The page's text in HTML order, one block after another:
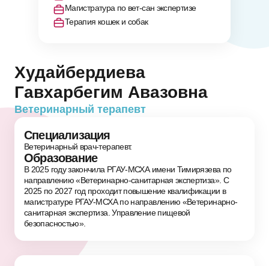
Магистратура по вет-сан экспертизе
Терапия кошек и собак
Худайбердиева
Гавхарбегим Авазовна
Ветеринарный терапевт
Специализация
Ветеринарный врач-терапевт.
Образование
В 2025 году закончила РГАУ-МСХА имени Тимирязева по
направлению «Ветеринарно-санитарная экспертиза». С
2025 по 2027 год проходит повышение квалификации в
магистратуре РГАУ-МСХА по направлению «Ветеринарно-
санитарная экспертиза. Управление пищевой
безопасностью».